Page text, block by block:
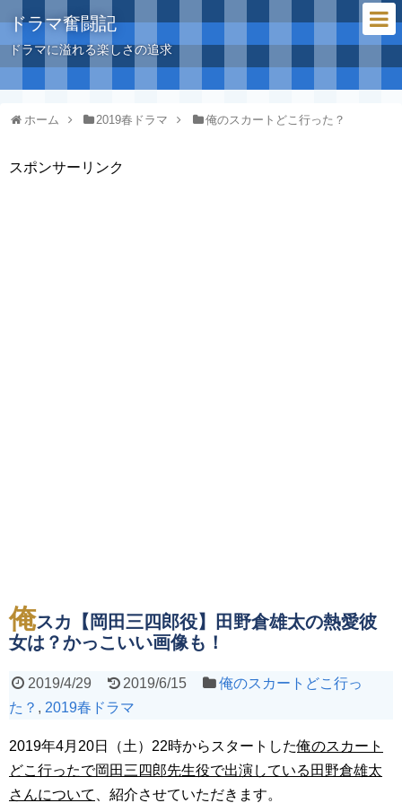
ドラマ奮闘記
ドラマに溢れる楽しさの追求
ホーム 2019春ドラマ 俺のスカートどこ行った？
スポンサーリンク
俺スカ【岡田三四郎役】田野倉雄太の熱愛彼
女は？かっこいい画像も！
2019/4/29 2019/6/15
俺のスカートどこ行っ
た？ , 2019春ドラマ
2019年4月20日（土）22時からスタートした俺のスカート
どこ行ったで岡田三四郎先生役で出演している田野倉雄太
さんについて
、紹介させていただきます。